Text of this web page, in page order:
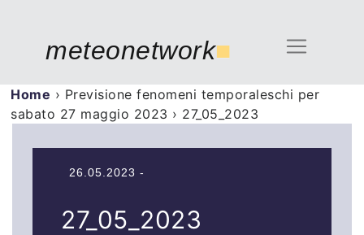
meteonetwork■
Home › Previsione fenomeni temporaleschi per
sabato 27 maggio 2023 › 27_05_2023
26.05.2023 -
27_05_2023